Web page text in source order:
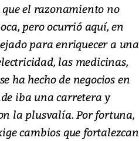
el razonamiento no
pero ocurrió aquí, en
para enriquecer a una
las medicinas,
ha hecho de negocios en
iba una carretera y
la plusvalía. Por fortuna,
cambios que fortalezcan